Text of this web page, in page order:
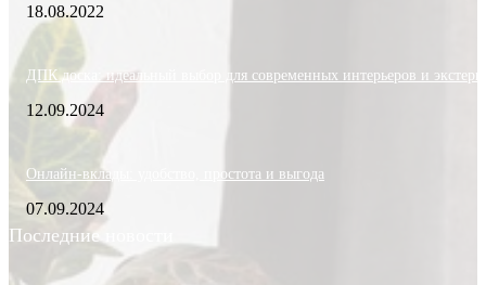
18.08.2022
ДПК доска: идеальный выбор для современных интерьеров и
12.09.2024
Онлайн-вклады: удобство, простота и выгода
07.09.2024
Последние новости